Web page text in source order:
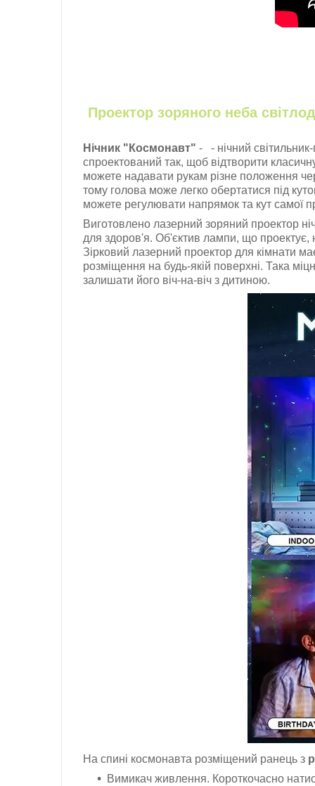
Проектор зоряного неба
Нічник "Космонавт" - - нічний
спроектований так, щоб відтворити
можете надавати рукам різне положення
тому голова може легко обертатися під
можете регулювати напрямок та кут самої
Виготовлено лазерний зоряний проектор
для здоров'я. Об'єктив лампи, що проектує,
Зірковий лазерний проектор для кімнати
розміщення на будь-якій поверхні. Така
залишати його віч-на-віч з дитиною.
На спині космонавта розміщений ранець з
Вимикач живлення. Короткочасно